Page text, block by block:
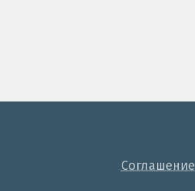
Соглашение